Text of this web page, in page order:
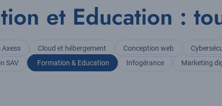
et Education :
Cloud et hébergement Conception web
SAV
Formation & Education Infogérance Marketing